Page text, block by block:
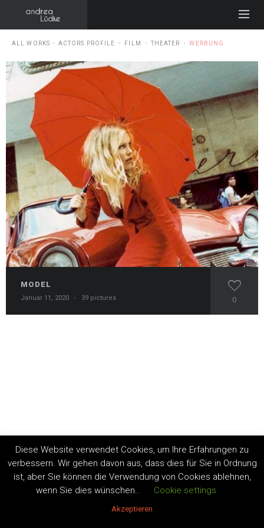
ALL WORKS ACTORS PROFILE FILM THEATER WERBUNG
MODEL
Januar 11, 2020 · 39 pictures 0
Copyright by Andrea Lüdke 2020. All Rights Reserved.
Diese Website verwendet Cookies, um Ihre Erfahrungen zu
verbessern. Wir gehen davon aus, dass dies für Sie in Ordnung
ist, aber Sie können die Verwendung von Cookies ablehnen,
wenn Sie dies wünschen..
Cookie settings
Akzeptieren